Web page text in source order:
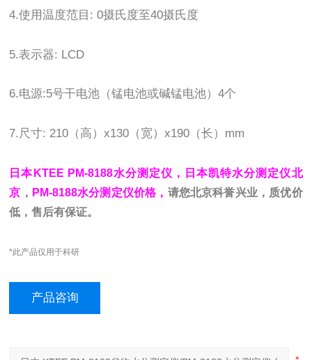
4.使用温度范目: 0摄氏度至40摄氏度
5.表示器: LCD
6.电源:5号干电池（锰电池或碱锰电池）4个
7.尺寸: 210（高）x130（宽）x190（长）mm
日本KTEE PM-8188水分测定仪，日本凯特水分测定仪北
京 ， PM-8188水分测定仪价格， 请您北京科誉兴业，质优价
低，售后有保证。
*此产品仅用于科研
产品咨询